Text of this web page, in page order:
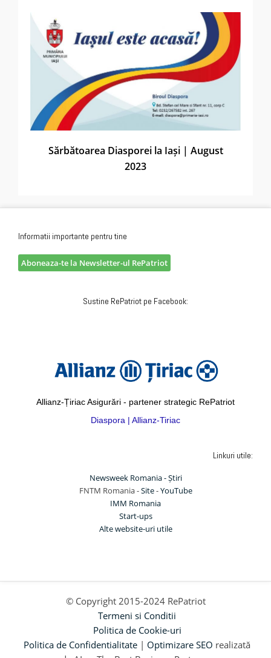
Sărbătoarea Diasporei la Iași | August
2023
Informatii importante pentru tine
Aboneaza-te la Newsletter-ul RePatriot
Sustine RePatriot pe Facebook:
Allianz-Țiriac Asigurări - partener strategic RePatriot
Diaspora | Allianz-Tiriac
Linkuri utile:
Newsweek Romania - Știri
FNTM Romania -Site-YouTube
IMM Romania
Start-ups
Alte website-uri utile
© Copyright 2015-2024 RePatriot
Termeni si Conditii
Politica de Cookie-uri
Politica de Confidentialitate | Optimizare SEO realizată